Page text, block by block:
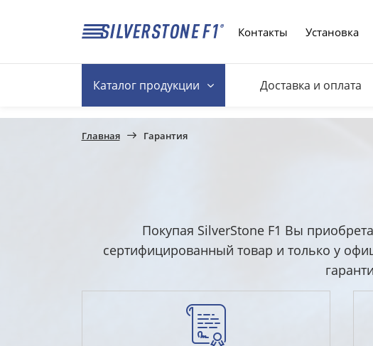
Контакты Установка
Каталогпродукции Доставка и оплата
Главная Гарантия
Покупая SilverStone F1 Вы
сертифицированный товар и только у